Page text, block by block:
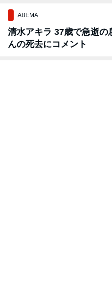
ABEMA
清水アキラ 37歳で急逝の
んの死去にコメント